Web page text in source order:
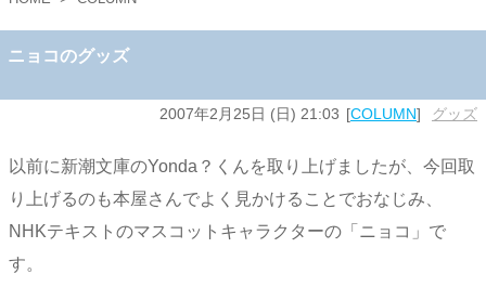
ニョコのグッズ
2007年2月25日 (日) 21:03 COLUMN グッズ
以前に新潮文庫のYonda？くんを取り上げましたが、今回取
り上げるのも本屋さんでよく見かけることでおなじみ、
NHKテキストのマスコットキャラクターの「ニョコ」で
す。